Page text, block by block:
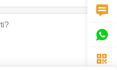


